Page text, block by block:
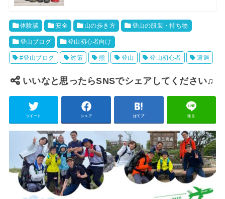
体験談 安全 山の歩き方 登山の服装・持ち物
登山ブログ 登山初心者向け
#登山ブログ 対策 熊 登山 登山初心者 遭遇
いいなと思ったらSNSでシェアしてください♫
ツイート シェア はてブ 送る